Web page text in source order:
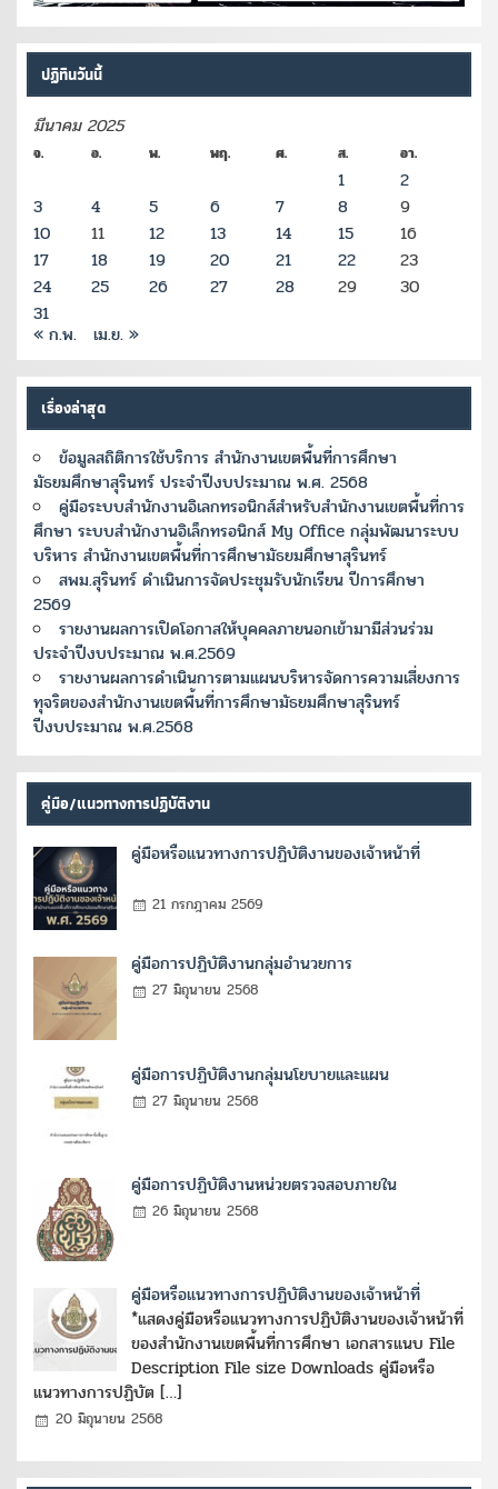
ปฏิทินวันนี้
มีนาคม 2025
จ. อ. พ. พฤ. ศ. ส. อา.
1
2
3
4 5 6 7 8
9
10
11 12 13 14 15
16
17
18 19 20 21 22
23
24
25 26 27 28 29
30
31
« ก.พ. เม.ย. »
เรื่องล่าสุด
ข้อมูลสถิติการใช้บริการ สำนักงานเขตพื้นที่การศึกษา
มัธยมศึกษาสุรินทร์ ประจำปีงบประมาณ พ.ศ. 2568
คู่มือระบบสำนักงานอิเลกทรอนิกส์สำหรับสำนักงานเขตพื้นที่การ
ศึกษา ระบบสำนักงานอิเล็กทรอนิกส์ My Office กลุ่มพัฒนาระบบ
บริหาร สำนักงานเขตพื้นที่การศึกษามัธยมศึกษาสุรินทร์
สพม.สุรินทร์ ดำเนินการจัดประชุมรับนักเรียน ปีการศึกษา
2569
รายงานผลการเปิดโอกาสให้บุคคลภายนอกเข้ามามีส่วนร่วม
ประจำปีงบประมาณ พ.ศ.2569
รายงานผลการดำเนินการตามแผนบริหารจัดการความเสี่ยงการ
ทุจริตของสำนักงานเขตพื้นที่การศึกษามัธยมศึกษาสุรินทร์
ปีงบประมาณ พ.ศ.2568
คู่มือ/แนวทางการปฏิบัติงาน
คู่มือหรือแนวทางการปฏิบัติงานของเจ้าหน้าที่
21 กรกฎาคม 2569
คู่มือการปฏิบัติงานกลุ่มอำนวยการ
27 มิถุนายน 2568
คู่มือการปฏิบัติงานกลุ่มนโยบายและแผน
27 มิถุนายน 2568
คู่มือการปฏิบัติงานหน่วยตรวจสอบภายใน
26 มิถุนายน 2568
คู่มือหรือแนวทางการปฏิบัติงานของเจ้าหน้าที่
*แสดงคู่มือหรือแนวทางการปฏิบัติงานของเจ้าหน้าที่
ของสำนักงานเขตพื้นที่การศึกษา เอกสารแนบ File
Description File size Downloads คู่มือหรือ
แนวทางการปฏิบัต […]
20 มิถุนายน 2568